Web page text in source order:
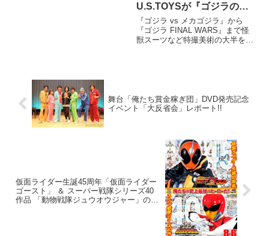
U.S.TOYSが『ゴジラの工
房 若狭新一造形写真集』
発売記念として造形師・若
狭新一氏サイン会開催決
『ゴジラ vs メカゴジラ』から
『ゴジラ FINAL WARS』まで怪
獣スーツなど特撮美術の大半を手
舞台「俺たち賞金稼ぎ団」DVD発売記念
イベント「大反省会」レポート!!
仮面ライダー生誕45周年「仮面ライダー
ゴースト」 ＆ スーパー戦隊シリーズ40
作品 「動物戦隊ジュウオウジャー」の劇